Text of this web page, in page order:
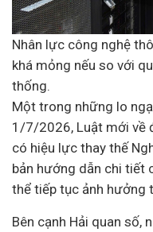
Nhân lực công nghệ
khá mỏng nếu so với
thống.
Một trong những lo
1/7/2026, Luật mới về
có hiệu lực thay thế
bản hướng dẫn chi tiết
thể tiếp tục ảnh hưởng
Bên cạnh Hải quan số,